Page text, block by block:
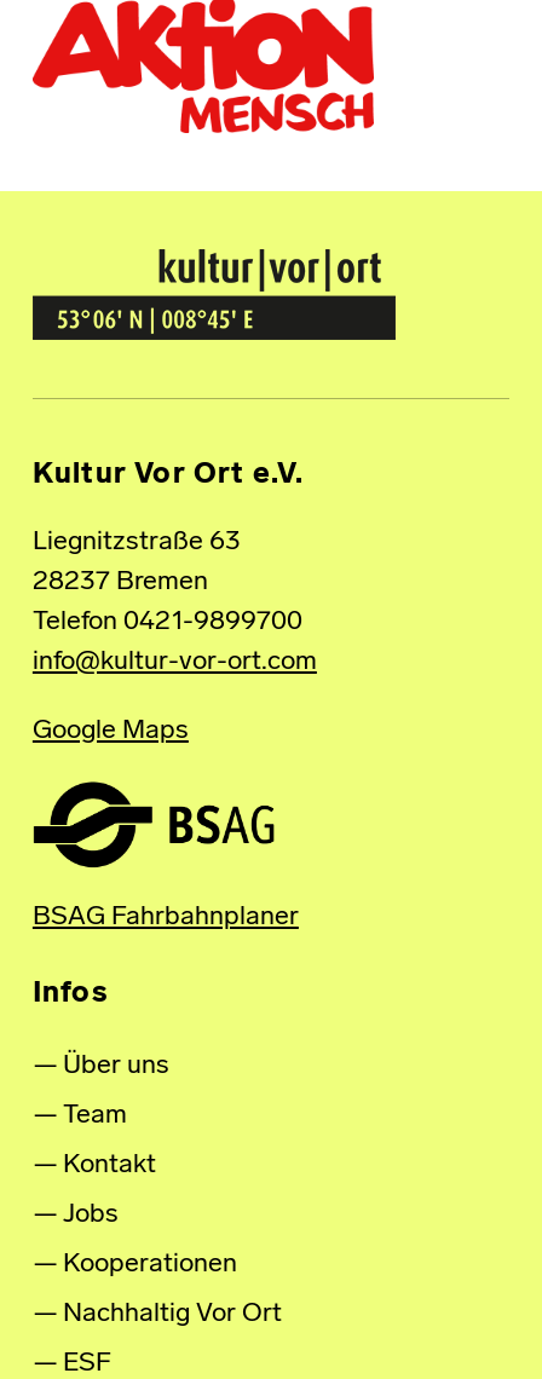
Kultur Vor Ort
BREMEN GRÖPELINGEN
Kultur Vor Ort e.V.
Liegnitzstraße 63
28237 Bremen
Telefon 0421-9899700
info@kultur-vor-ort.com
Google Maps
BSAG Fahrbahnplaner
Infos
Über uns
Team
Kontakt
Jobs
Kooperationen
Nachhaltig Vor Ort
ESF